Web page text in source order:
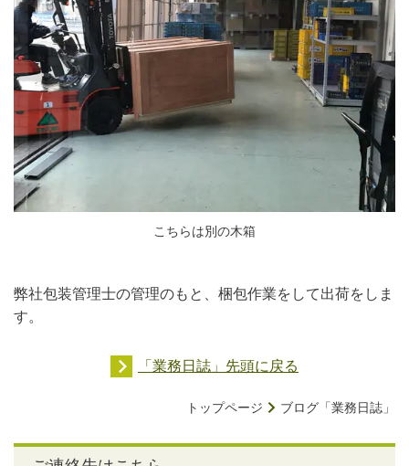
こちらは別の木箱
弊社包装管理士の管理のもと、梱包作業をして出荷をしま
す。
「業務日誌」先頭に戻る
トップページ ブログ「業務日誌」